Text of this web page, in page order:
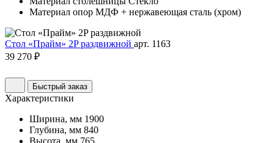
Материал опор МДФ + нержавеющая сталь (хром)
Стол «Прайм» 2P раздвижной арт. 1163
39 270 ₽
Быстрый заказ
Характеристики
Ширина, мм 1900
Глубина, мм 840
Высота, мм 765